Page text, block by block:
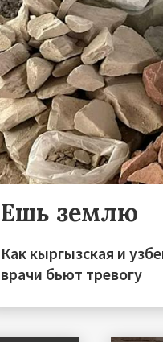
Ешь землю
Как кыргызская и
врачи бьют тревогу